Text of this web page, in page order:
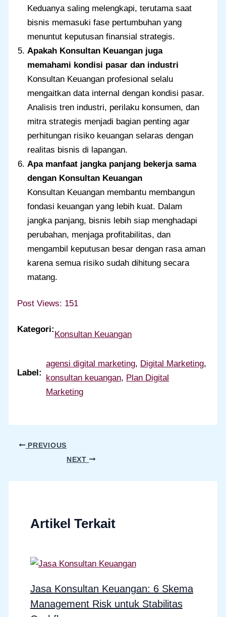
Keduanya saling melengkapi, terutama saat
bisnis memasuki fase pertumbuhan yang
menuntut keputusan finansial strategis.
Apakah Konsultan Keuangan juga
memahami kondisi pasar dan industri
Konsultan Keuangan profesional selalu
mengaitkan data internal dengan kondisi pasar.
Analisis tren industri, perilaku konsumen, dan
mitra strategis menjadi bagian penting agar
perhitungan risiko keuangan selaras dengan
realitas bisnis di lapangan.
Apa manfaat jangka panjang bekerja sama
dengan Konsultan Keuangan
Konsultan Keuangan membantu membangun
fondasi keuangan yang lebih kuat. Dalam
jangka panjang, bisnis lebih siap menghadapi
perubahan, menjaga profitabilitas, dan
mengambil keputusan besar dengan rasa aman
karena semua risiko sudah dihitung secara
matang.
Post Views: 151
Kategori:
Konsultan Keuangan
Label:
agensi digital marketing, Digital Marketing
konsultan keuangan, Plan Digital
Marketing
PREVIOUS
NEXT
Artikel Terkait
Jasa Konsultan Keuangan: 6 Skema
Management Risk untuk Stabilitas